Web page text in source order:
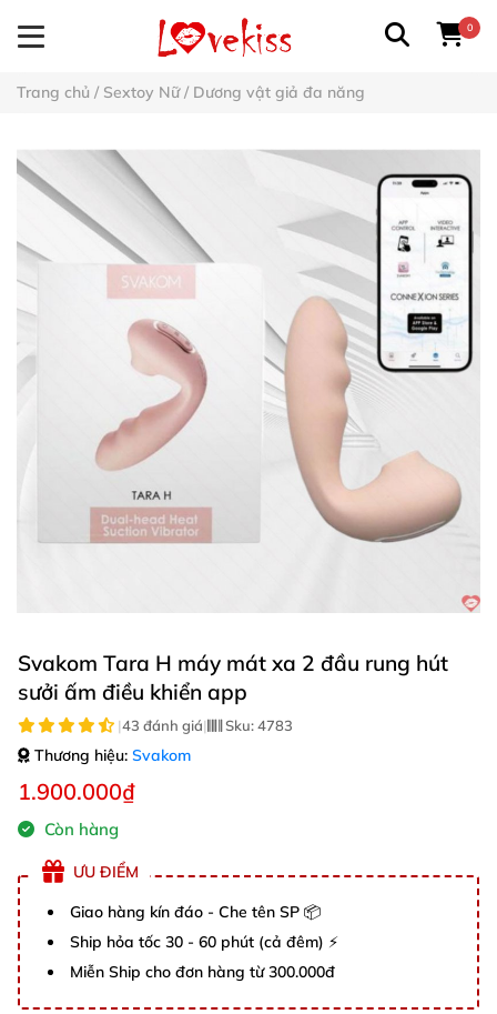
0
Trang chủ / Sextoy Nữ/ Dương vật giả đa năng
Svakom Tara H máy mát xa 2 đầu rung hút
sưởi ấm điều khiển app
|43 đánh giá| Sku:4783
Thương hiệu: Svakom
1.900.000₫
Còn hàng
ƯU ĐIỂM
Giao hàng kín đáo - Che tên SP 📦
Ship hỏa tốc 30 - 60 phút (cả đêm) ⚡
Miễn Ship cho đơn hàng từ 300.000đ